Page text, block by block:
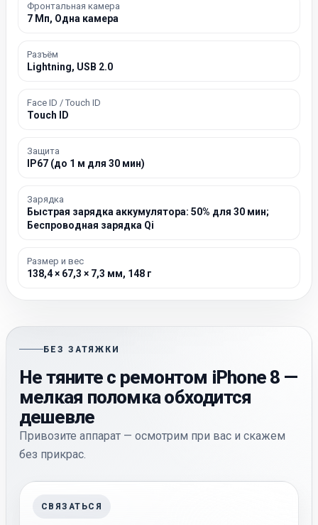
Фронтальная камера
7 Мп, Одна камера
Разъём
Lightning, USB 2.0
Face ID / Touch ID
Touch ID
Защита
IP67 (до 1 м для 30 мин)
Зарядка
Быстрая зарядка аккумулятора: 50% для 30 мин;
Беспроводная зарядка Qi
Размер и вес
138,4 × 67,3 × 7,3 мм, 148 г
БЕЗ ЗАТЯЖКИ
Не тяните с ремонтом iPhone 8 —
мелкая поломка обходится
дешевле
Привозите аппарат — осмотрим при вас и скажем
без прикрас.
СВЯЗАТЬСЯ